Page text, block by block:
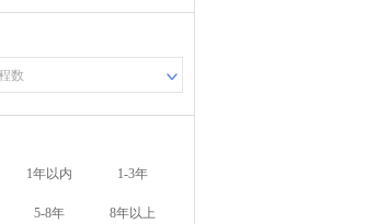
数
1年以内 1-3年
5-8年 8年以上